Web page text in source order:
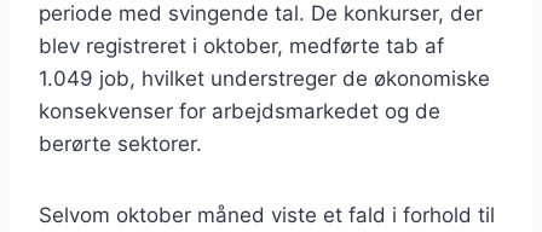
periode med svingende tal. De konkurser, der
blev registreret i oktober, medførte tab af
1.049 job, hvilket understreger de økonomiske
konsekvenser for arbejdsmarkedet og de
berørte sektorer.
Selvom oktober måned viste et fald i forhold til